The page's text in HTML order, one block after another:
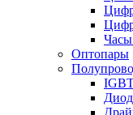
Часы
Оптопары